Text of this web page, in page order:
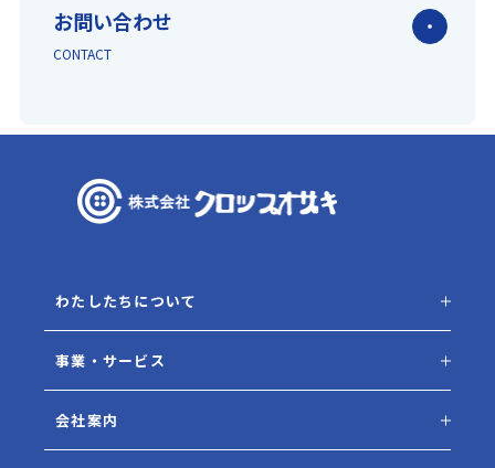
お問い合わせ
CONTACT
わたしたちについて
事業・サービス
会社案内